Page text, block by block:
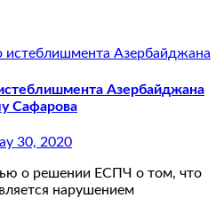
Азербайджана
Сафарова
30, 2020
о решении ЕСПЧ о том, что
нарушением